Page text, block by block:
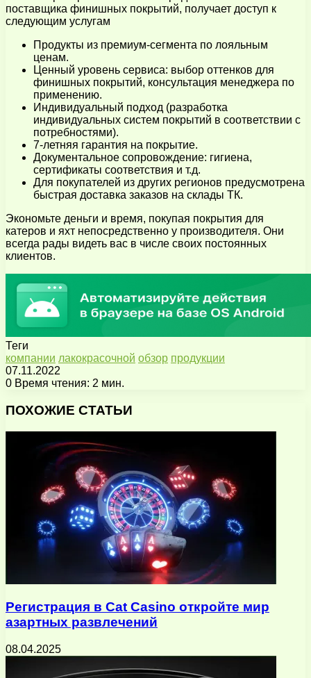
поставщика финишных покрытий, получает доступ к
следующим услугам
Продукты из премиум-сегмента по лояльным
ценам.
Ценный уровень сервиса: выбор оттенков для
финишных покрытий, консультация менеджера по
применению.
Индивидуальный подход (разработка
индивидуальных систем покрытий в соответствии с
потребностями).
7-летняя гарантия на покрытие.
Документальное сопровождение: гигиена,
сертификаты соответствия и т.д.
Для покупателей из других регионов предусмотрена
быстрая доставка заказов на склады ТК.
Экономьте деньги и время, покупая покрытия для
катеров и яхт непосредственно у производителя. Они
всегда рады видеть вас в числе своих постоянных
клиентов.
Теги
компании лакокрасочной обзор продукции
07.11.2022
0 Время чтения: 2 мин.
через
почту
ПОХОЖИЕ СТАТЬИ
Регистрация в Cat Casino откройте мир
азартных развлечений
08.04.2025